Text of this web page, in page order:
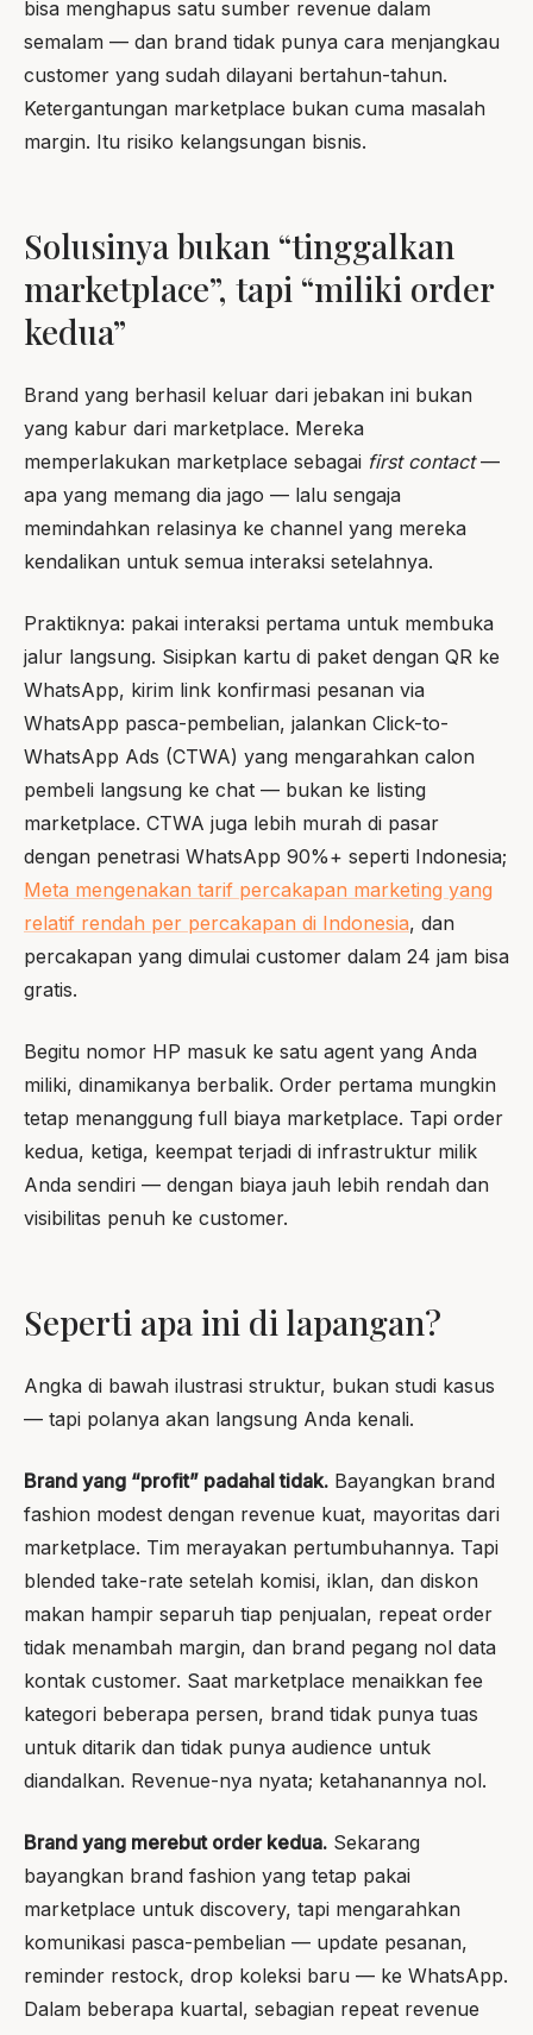
bisa menghapus satu sumber revenue dalam
semalam — dan brand tidak punya cara menjangkau
customer yang sudah dilayani bertahun-tahun.
Ketergantungan marketplace bukan cuma masalah
margin. Itu risiko kelangsungan bisnis.
Solusinya bukan “tinggalkan
marketplace”, tapi “miliki order
kedua”
Brand yang berhasil keluar dari jebakan ini bukan
yang kabur dari marketplace. Mereka
memperlakukan marketplace sebagai first contact—
apa yang memang dia jago — lalu sengaja
memindahkan relasinya ke channel yang mereka
kendalikan untuk semua interaksi setelahnya.
Praktiknya: pakai interaksi pertama untuk membuka
jalur langsung. Sisipkan kartu di paket dengan QR ke
WhatsApp, kirim link konfirmasi pesanan via
WhatsApp pasca-pembelian, jalankan Click-to-
WhatsApp Ads (CTWA) yang mengarahkan calon
pembeli langsung ke chat — bukan ke listing
marketplace. CTWA juga lebih murah di pasar
dengan penetrasi WhatsApp 90%+ seperti Indonesia;
Meta mengenakan tarif percakapan marketing yang
relatif rendah per percakapan di Indonesia, dan
percakapan yang dimulai customer dalam 24 jam bisa
gratis.
Begitu nomor HP masuk ke satu agent yang Anda
miliki, dinamikanya berbalik. Order pertama mungkin
tetap menanggung full biaya marketplace. Tapi order
kedua, ketiga, keempat terjadi di infrastruktur milik
Anda sendiri — dengan biaya jauh lebih rendah dan
visibilitas penuh ke customer.
Seperti apa ini di lapangan?
Angka di bawah ilustrasi struktur, bukan studi kasus
— tapi polanya akan langsung Anda kenali.
Brand yang “profit” padahal tidak. Bayangkan brand
fashion modest dengan revenue kuat, mayoritas dari
marketplace. Tim merayakan pertumbuhannya. Tapi
blended take-rate setelah komisi, iklan, dan diskon
makan hampir separuh tiap penjualan, repeat order
tidak menambah margin, dan brand pegang nol data
kontak customer. Saat marketplace menaikkan fee
kategori beberapa persen, brand tidak punya tuas
untuk ditarik dan tidak punya audience untuk
diandalkan. Revenue-nya nyata; ketahanannya nol.
Brand yang merebut order kedua. Sekarang
bayangkan brand fashion yang tetap pakai
marketplace untuk discovery, tapi mengarahkan
komunikasi pasca-pembelian — update pesanan,
reminder restock, drop koleksi baru — ke WhatsApp.
Dalam beberapa kuartal, sebagian repeat revenue